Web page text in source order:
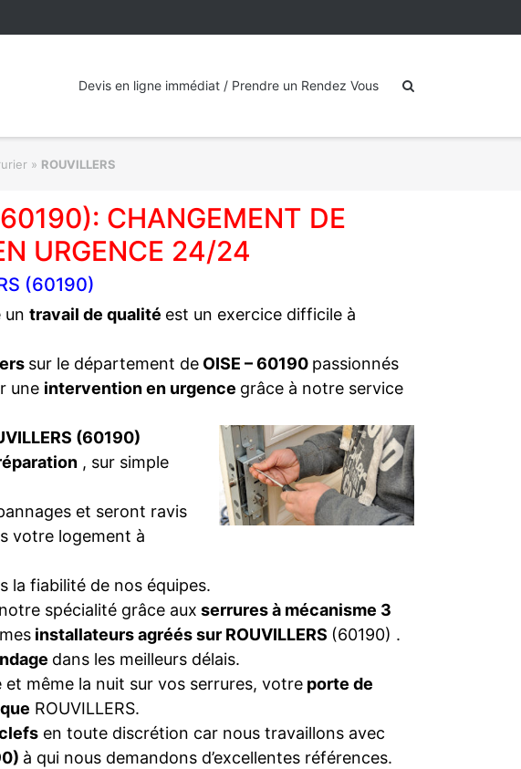
Devis en ligne immédiat / Prendre un Rendez Vous
» ROUVILLERS
CHANGEMENT DE
URGENCE 24/24
(60190)
un travail de qualité est un exercice difficile à
sur le département de OISE – 60190 passionnés
une intervention en urgence grâce à notre service
(60190)
, sur simple
et seront ravis
votre logement à
la fiabilité de nos équipes.
spécialité grâce aux serrures à mécanisme 3
installateurs agréés sur ROUVILLERS (60190) .
dans les meilleurs délais.
même la nuit sur vos serrures, votre porte de
ROUVILLERS.
en toute discrétion car nous travaillons avec
à qui nous demandons d’excellentes références.